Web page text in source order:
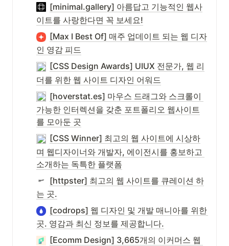
[minimal.gallery] 아름답고 기능적인 웹사
이트를 사랑한다면 꼭 보세요!
[Max I Best Of] 매주 업데이트 되는 웹 디자
인 영감 피드
[CSS Design Awards] UIUX 전문가, 웹 리
더를 위한 웹 사이트 디자인 어워드
[hoverstat.es] 마우스 드래그와 스크롤이
가능한 인터렉션을 갖춘 포트폴리오 웹사이트
를 모아둔 곳
[CSS Winner] 최고의 웹 사이트에 시상하
며 웹디자이너와 개발자, 에이전시를 홍보하고
소개하는 독특한 플랫폼
[httpster] 최고의 웹 사이트를 큐레이션 하
는 곳.
[codrops] 웹 디자인 및 개발 매니아를 위한
곳. 영감과 최신 정보를 제공합니다.
[Ecomm Design] 3,665개의 이커머스 웹